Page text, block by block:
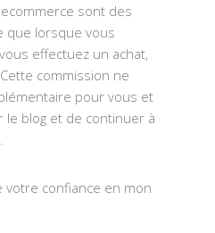
sont des
que lorsque vous
effectuez un achat,
commission ne
pour vous et
blog et de continuer à
confiance en mon